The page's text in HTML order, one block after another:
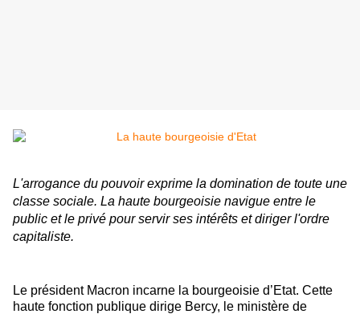
L'arrogance du pouvoir exprime la domination de toute une
classe sociale. La haute bourgeoisie navigue entre le
public et le privé pour servir ses intérêts et diriger l'ordre
capitaliste.
Le président Macron incarne la bourgeoisie d’Etat. Cette
haute fonction publique dirige Bercy, le ministère de